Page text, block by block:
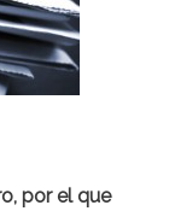
por el que